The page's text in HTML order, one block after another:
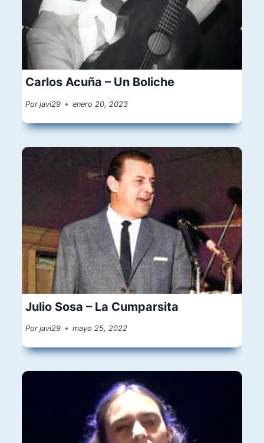
Carlos Acuña – Un Boliche
Por javi29 enero 20, 2023
Julio Sosa – La Cumparsita
Por javi29 mayo 25, 2022